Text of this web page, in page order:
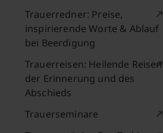
Trauerredner: Preise,
inspirierende Worte & Ablauf
bei Beerdigung
Trauerreisen: Heilende Reisen
der Erinnerung und des
Abschieds
Trauerseminare